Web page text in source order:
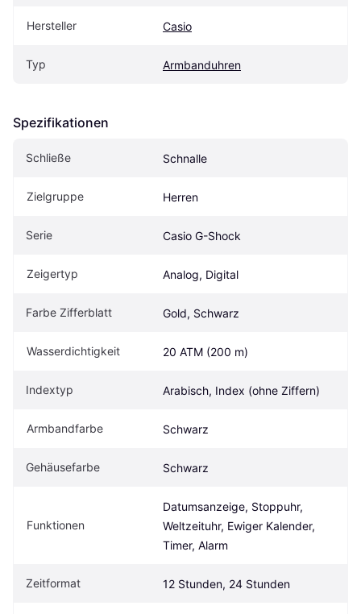
Hersteller Casio
Typ Armbanduhren
Spezifikationen
Schließe Schnalle
Zielgruppe Herren
Serie Casio G-Shock
Zeigertyp Analog, Digital
Farbe Zifferblatt Gold, Schwarz
Wasserdichtigkeit 20 ATM (200 m)
Indextyp Arabisch, Index (ohne Ziffern)
Armbandfarbe Schwarz
Gehäusefarbe Schwarz
Funktionen
Datumsanzeige, Stoppuhr,
Weltzeituhr, Ewiger Kalender,
Timer, Alarm
Zeitformat 12 Stunden, 24 Stunden